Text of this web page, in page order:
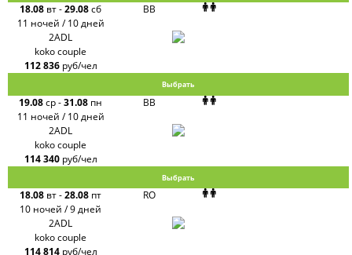
18.08 вт-29.08сб
11 ночей / 10 дней
BB
2ADL
koko couple
112 836 руб/чел
Выбрать
19.08ср-31.08 пн
11 ночей / 10 дней
BB
2ADL
koko couple
114 340 руб/чел
Выбрать
18.08 вт-28.08 пт
10 ночей / 9 дней
RO
2ADL
koko couple
114 814 руб/чел